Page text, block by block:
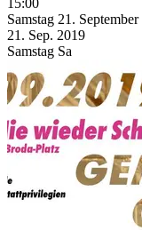
Samstag 21. September
21. Sep. 2019
Samstag Sa